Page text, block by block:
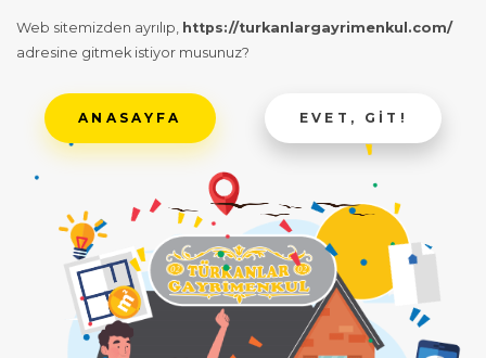
Web sitemizden ayrılıp, https://turkanlargayrimenkul.com/
adresine gitmek istiyor musunuz?
ANASAYFA EVET, GIT!